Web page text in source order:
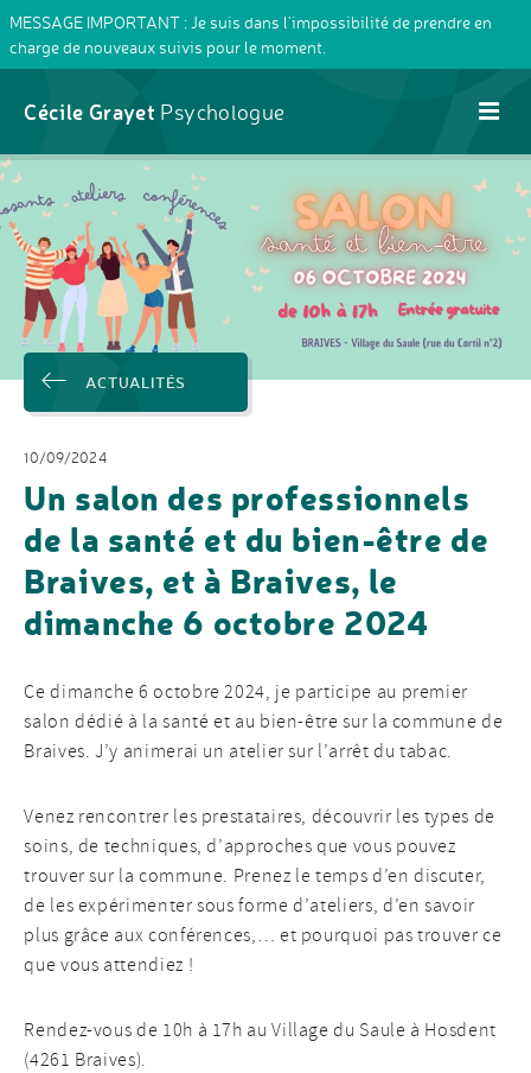
MESSAGE IMPORTANT : Je suis dans l'impossibilité de prendre en
charge de nouveaux suivis pour le moment.
Cécile Grayet Psychologue
ACTUALITÉS
10/09/2024
Un salon des professionnels
de la santé et du bien-être de
Braives, et à Braives, le
dimanche 6 octobre 2024
Ce dimanche 6 octobre 2024, je participe au premier
salon dédié à la santé et au bien-être sur la commune de
Braives. J’y animerai un atelier sur l’arrêt du tabac.
Venez rencontrer les prestataires, découvrir les types de
soins, de techniques, d’approches que vous pouvez
trouver sur la commune. Prenez le temps d’en discuter,
de les expérimenter sous forme d’ateliers, d’en savoir
plus grâce aux conférences,… et pourquoi pas trouver ce
que vous attendiez !
Rendez-vous de 10h à 17h au Village du Saule à Hosdent
(4261 Braives).